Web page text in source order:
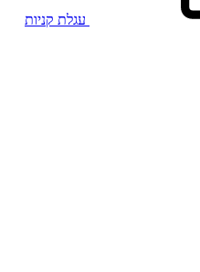
עגלת קניות